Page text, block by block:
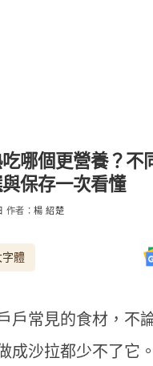
哪個更營養？不
保存一次看懂
作者：楊 紹楚
體
戶常見的食材，不
成沙拉都少不了它